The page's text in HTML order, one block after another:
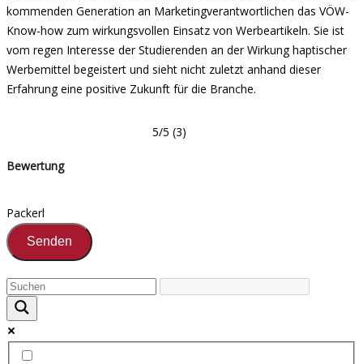
kommenden Generation an Marketingverantwortlichen das VÖW-
Know-how zum wirkungsvollen Einsatz von Werbeartikeln. Sie ist
vom regen Interesse der Studierenden an der Wirkung haptischer
Werbemittel begeistert und sieht nicht zuletzt anhand dieser
Erfahrung eine positive Zukunft für die Branche.
5/5 (3)
Bewertung
Packerl